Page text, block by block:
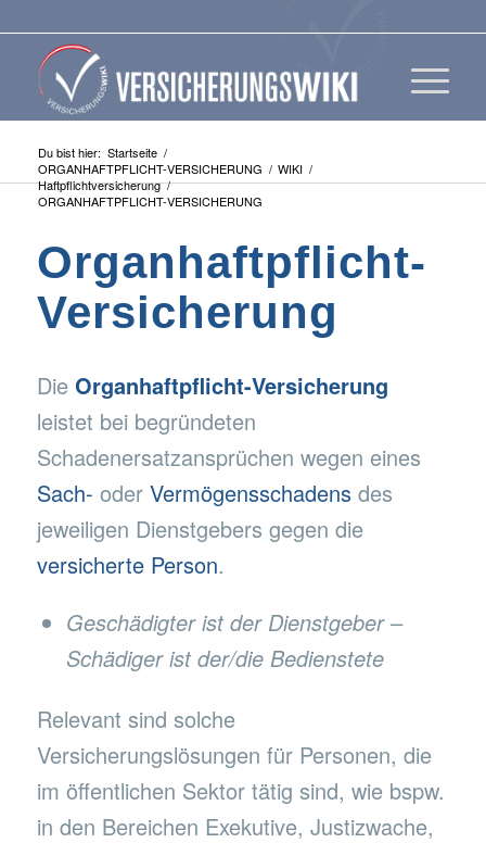
Du bist hier: Startseite /
ORGANHAFTPFLICHT-VERSICHERUNG / WIKI /
Haftpflichtversicherung /
ORGANHAFTPFLICHT-VERSICHERUNG
Organhaftpflicht-
Versicherung
Die Organhaftpflicht-Versicherung
leistet bei begründeten
Schadenersatzansprüchen wegen eines
Sach- oder Vermögensschadensdes
jeweiligen Dienstgebers gegen die
versicherte Person.
Geschädigter ist der Dienstgeber –
Schädiger ist der/die Bedienstete
Relevant sind solche
Versicherungslösungen für Personen, die
im öffentlichen Sektor tätig sind, wie bspw.
in den Bereichen Exekutive, Justizwache,